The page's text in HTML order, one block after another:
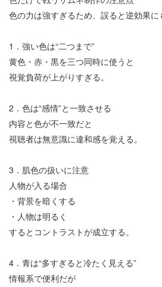
色の力は強すぎるため、誤ると逆効果に
1 ．強い色は“二つまで”
黄色・赤・黒を三つ同時に使うと
視覚負荷が上がりすぎる。
2 ．色は“感情”と一致させる
内容と色が不一致だと
視聴者は無意識に違和感を覚える。
3 ．肌色の扱いに注意
人物が入る場合
・背景を暗くする
・人物は明るく
するとコントラストが成立する。
4 ．青は“多すぎると冷たく見える”
情報系で便利だが